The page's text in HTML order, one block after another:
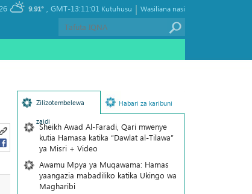
GMT-13:11:01
9.91° Wasiliana nasi
|
Kutuhusu
Zilizotembelewa
zaidi
Habari za karibuni
Sheikh Awad Al-Faradi, Qari mwenye
kutia Hamasa katika “Dawlat al-Tilawa”
ya Misri + Video
Awamu Mpya ya Muqawama: Hamas
yaangazia mabadiliko katika Ukingo wa
Magharibi